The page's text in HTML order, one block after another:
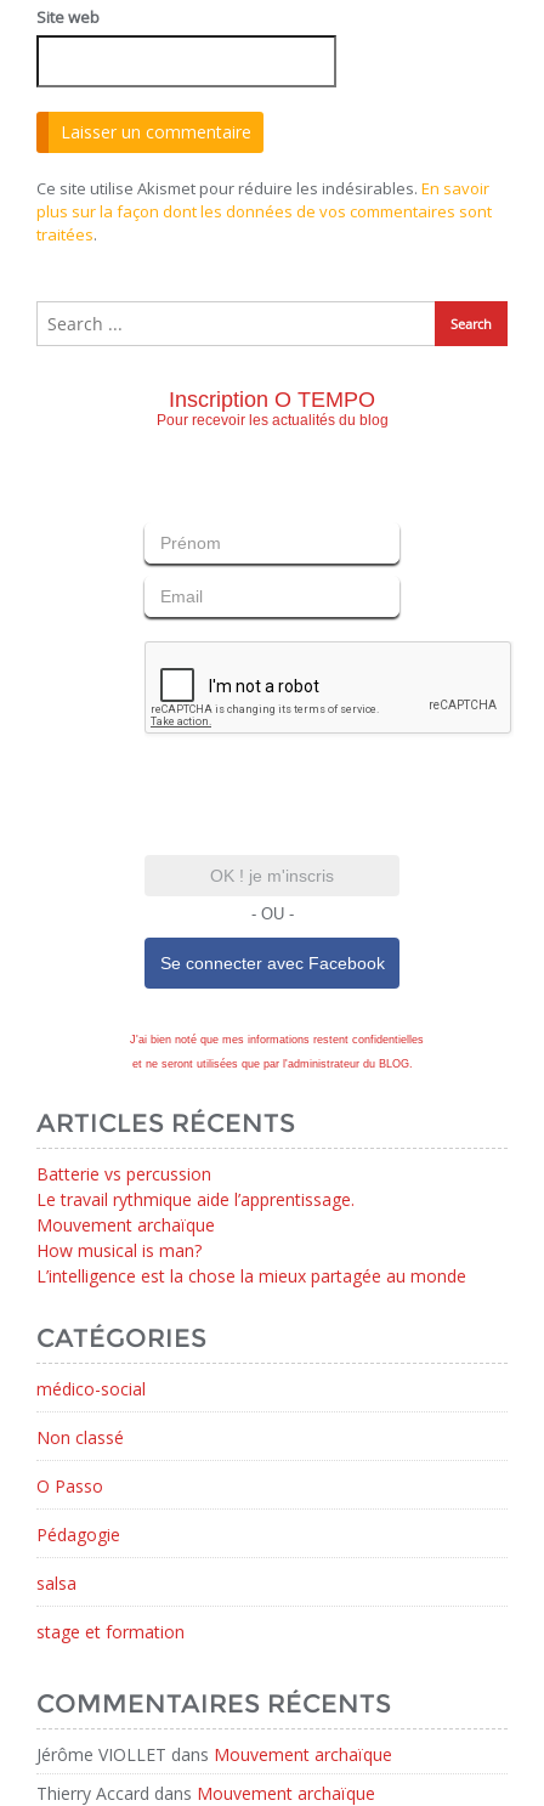
Site web
Ce site utilise Akismet pour réduire les indésirables. En savoir
plus sur la façon dont les données de vos commentaires sont
traitées.
Inscription O TEMPO
Pour recevoir les actualités du blog
OK ! je m'inscris
- OU -
Se connecter avec Facebook
J'ai bien noté que mes informations restent confidentielles
et ne seront utilisées que par l'administrateur du BLOG.
ARTICLES RÉCENTS
Batterie vs percussion
Le travail rythmique aide l’apprentissage.
Mouvement archaïque
How musical is man?
L’intelligence est la chose la mieux partagée au monde
CATÉGORIES
médico-social
Non classé
O Passo
Pédagogie
salsa
stage et formation
COMMENTAIRES RÉCENTS
Jérôme VIOLLET dans Mouvement archaïque
Thierry Accard dans Mouvement archaïque